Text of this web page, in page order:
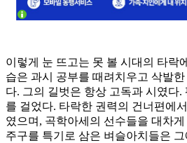
이렇게 눈 뜨고는 못 볼 시대의 타락
습은 과시 공부를 때려치우고 삭발
다. 그의 길벗은 항상 고독과 시였다.
를 걸었다. 타락한 권력의 건너편에
였으며, 곡학아세의 선수들을 대차
주구를 특기로 삼은 벼슬아치들은